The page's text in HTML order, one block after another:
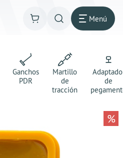
Menú
Ganchos
PDR
Martillo
de
tracción
de
%